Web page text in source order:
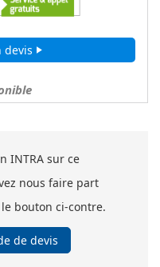
devis play_arrow
INTRA sur ce
nous faire part
bouton ci-contre.
de devis